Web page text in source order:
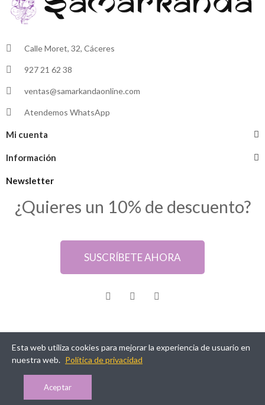
Calle Moret, 32, Cáceres
927 21 62 38
ventas@samarkandaonline.com
Atendemos WhatsApp
Mi cuenta
Información
Newsletter
¿Quieres un 10% de descuento?
SUSCRÍBETE AHORA
@ Samarkanda Cáceres
Esta web utiliza cookies para mejorar la experiencia de usuario en
nuestra web. Política de privacidad
Aceptar